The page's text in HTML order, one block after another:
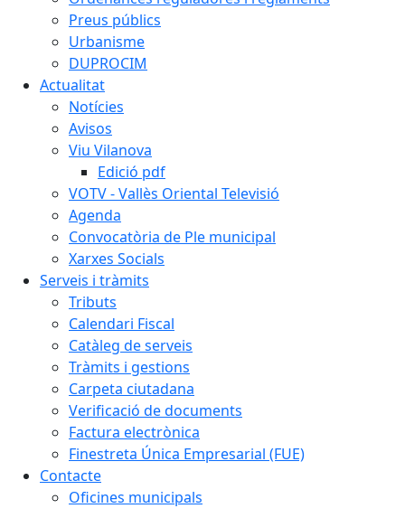
Preus públics
Urbanisme
DUPROCIM
Actualitat
Notícies
Avisos
Viu Vilanova
Edició pdf
VOTV - Vallès Oriental Televisió
Agenda
Convocatòria de Ple municipal
Xarxes Socials
Serveis i tràmits
Tributs
Calendari Fiscal
Catàleg de serveis
Tràmits i gestions
Carpeta ciutadana
Verificació de documents
Factura electrònica
Finestreta Única Empresarial (FUE)
Contacte
Oficines municipals